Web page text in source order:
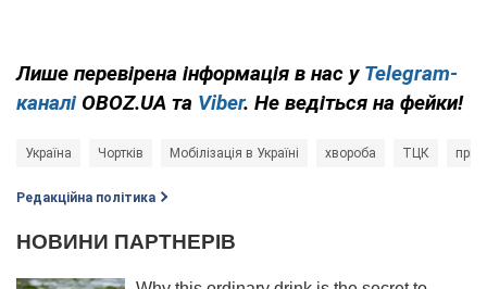
Лише перевірена інформація в нас у Telegram-
каналі OBOZ.UA та Viber. Не ведіться на фейки!
Україна Чортків Мобілізація в Україні хвороба ТЦК
Редакційна політика